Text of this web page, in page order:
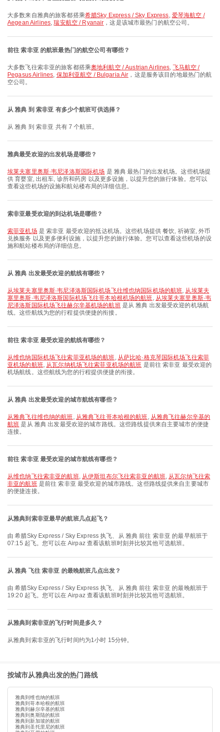
大多数来自雅典的旅客都搭乘希腊Sky Express / Sky Express, 爱琴海航空 /
Aegean Airlines,瑞安航空 / Ryanair ，这是该城市最热门的航空公司。
前往 索非亚 的航班最热门的航空公司有哪些？
大多数飞往索非亚的旅客都搭乘奧地利航空 / Austrian Airlines, 飞马航空 /
Pegasus Airlines, 保加利亚航空 / Bulgaria Air ，这是服务该目的地最热门的航
空公司。
从 雅典 到 索非亚 有多少个航班可供选择？
从 雅典 到 索非亚 共有 7 个航班。
雅典最受欢迎的出发机场是哪些？
埃莱夫塞里奥斯·韦尼泽洛斯国际机场 是 雅典 最热门的出发机场。这些机场提
供 育婴室, 出租车, 诊所和药房 以及更多设施，以提升您的旅行体验。您可以
查看这些机场的设施和航站楼布局的详细信息。
索非亚最受欢迎的到达机场是哪些？
索菲亚机场是 索非亚 最受欢迎的抵达机场。这些机场提供 餐饮, 祈祷室, 外币
兑换服务 以及更多便利设施，以提升您的旅行体验。您可以查看这些机场的设
施和航站楼布局的详细信息。
从 雅典 出发最受欢迎的航线有哪些？
从埃莱夫塞里奥斯·韦尼泽洛斯国际机场飞往维也纳国际机场的航班, 从埃莱夫
塞里奥斯·韦尼泽洛斯国际机场飞往哥本哈根机场的航班, 从埃莱夫塞里奥斯·韦
尼泽洛斯国际机场飞往赫尔辛基机场的航班是从 雅典 出发最受欢迎的机场航
线。这些航线为您的行程提供便捷的衔接。
前往 索非亚 最受欢迎的航线有哪些？
从维也纳国际机场飞往索菲亚机场的航班, 从萨比哈·格克琴国际机场飞往索菲
亚机场的航班, 从瓦尔纳机场飞往索菲亚机场的航班 是前往 索非亚 最受欢迎的
机场航线。这些航线为您的行程提供便捷的衔接。
从 雅典 出发最受欢迎的城市航线有哪些？
从雅典飞往维也纳的航班, 从雅典飞往哥本哈根的航班, 从雅典飞往赫尔辛基的
航班 是从 雅典 出发最受欢迎的城市路线。这些路线提供来自主要城市的便捷
连接。
前往 索非亚 最受欢迎的城市航线有哪些？
从维也纳飞往索非亚的航班, 从伊斯坦布尔飞往索非亚的航班, 从瓦尔纳飞往索
非亚的航班是前往 索非亚 最受欢迎的城市路线。这些路线提供来自主要城市
的便捷连接。
从雅典到索非亚最早的航班几点起飞？
由 希腊Sky Express / Sky Express 执飞、从 雅典 前往 索非亚 的最早航班于
07:15 起飞。您可以在 Airpaz 查看该航班时刻并比较其他可选航班。
从 雅典 飞往 索非亚 的最晚航班几点出发？
由 希腊Sky Express / Sky Express 执飞、从 雅典 前往 索非亚 的最晚航班于
19:20 起飞。您可以在 Airpaz 查看该航班时刻并比较其他可选航班。
从雅典到索非亚的飞行时间是多久？
从雅典到索非亚的飞行时间约为1小时 15分钟。
按城市从雅典出发的热门路线
雅典到维也纳的航班
雅典到哥本哈根的航班
雅典到赫尔辛基的航班
雅典到奥斯陆的航班
雅典到新加坡的航班
雅典到圣托里尼的航班